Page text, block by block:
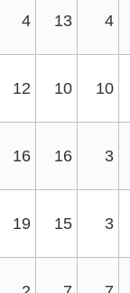
4 13 4
12 10 10
16 16 3
19 15 3